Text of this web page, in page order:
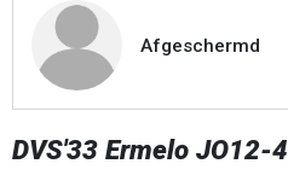
Afgeschermd
DVS'33 Ermelo JO12-4